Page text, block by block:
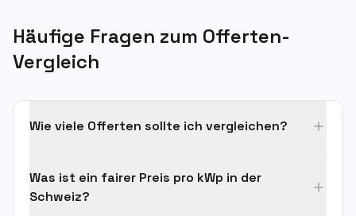
Häufige Fragen zum Offerten-
Vergleich
Wie viele Offerten sollte ich vergleichen?
Was ist ein fairer Preis pro kWp in der
Schweiz?